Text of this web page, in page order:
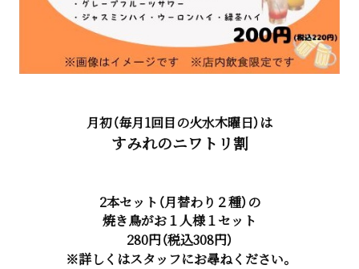
月初（毎月1回目の火水木曜日）は
すみれのニワトリ割
2本セット（月替わり２種）の
焼き鳥がお１人様１セット
280円（税込308円）
※詳しくはスタッフにお尋ねください。